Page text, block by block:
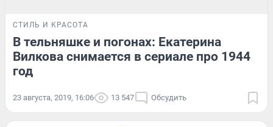
СТИЛЬ И КРАСОТА
В тельняшке и погонах: Екатерина
Вилкова снимается в сериале про 1944
год
23 августа, 2019, 16:06 13 547 Обсудить